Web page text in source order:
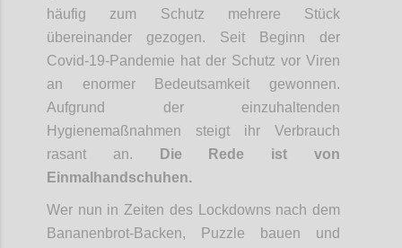
häufig zum Schutz mehrere Stück
übereinander gezogen. Seit Beginn der
Covid-19-Pandemie hat der Schutz vor Viren
an enormer Bedeutsamkeit gewonnen.
Aufgrund der einzuhaltenden
Hygienemaßnahmen steigt ihr Verbrauch
rasant an.
Die Rede ist von
Einmalhandschuhen.
Wer nun in Zeiten des Lockdowns nach dem
Bananenbrot-Backen, Puzzle bauen und